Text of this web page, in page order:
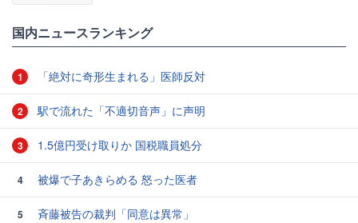
国内ニュースランキング
1 「絶対に奇形生まれる」医師反対
2 駅で流れた「不適切音声」に声明
3 1.5億円受け取りか 国税職員処分
4 被爆で子あきらめる 怒った医者
5
斉藤被告の裁判「同意は異常」